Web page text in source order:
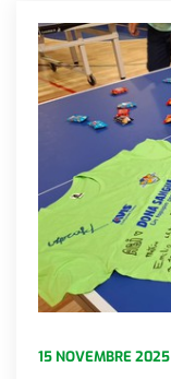
15 NOVEMBRE 2025